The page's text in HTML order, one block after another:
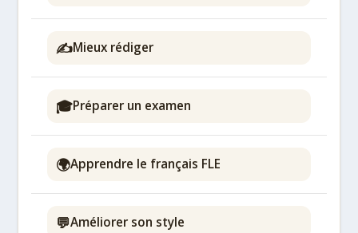
✍️Mieux rédiger
🎓Préparer un examen
🌍Apprendre le français FLE
💬Améliorer son style